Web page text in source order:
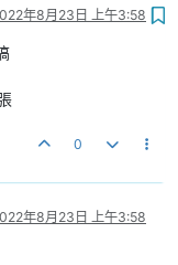
年8月23日 上午3:58
0
年8月23日 上午3:58